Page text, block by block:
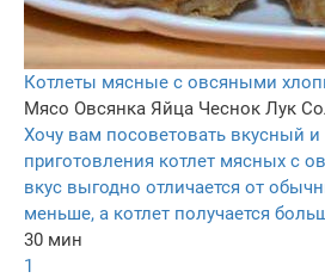
Котлеты мясные с овсяными
Мясо Овсянка Яйца Чеснок Лук
Хочу вам посоветовать вкусный
приготовления котлет мясных с
вкус выгодно отличается от
меньше, а котлет получается
30 мин
1